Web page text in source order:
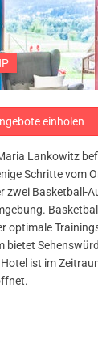
einholen
Lankowitz
Schritte vom
zwei Basketball-
optimale
bietet
ist im